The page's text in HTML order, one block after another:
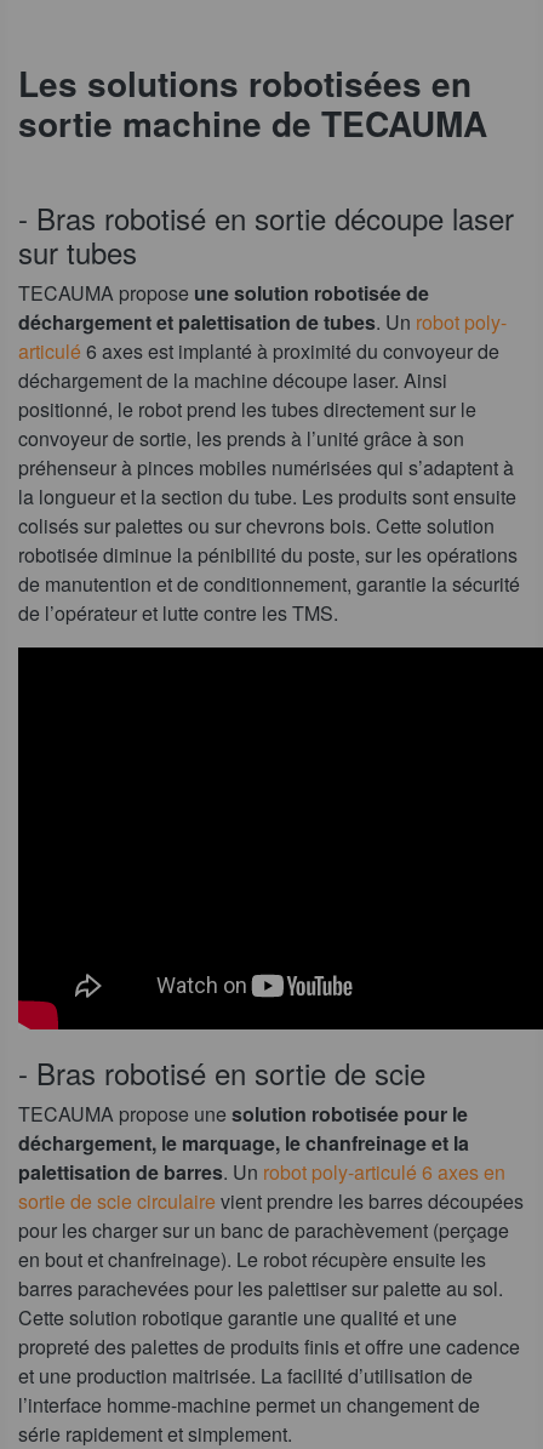
Les solutions robotisées en
sortie machine de TECAUMA
- Bras robotisé en sortie découpe laser
sur tubes
TECAUMA propose une solution robotisée de
déchargement et palettisation de tubes. Un robot poly-
articulé 6 axes est implanté à proximité du convoyeur de
déchargement de la machine découpe laser. Ainsi
positionné, le robot prend les tubes directement sur le
convoyeur de sortie, les prends à l’unité grâce à son
préhenseur à pinces mobiles numérisées qui s’adaptent à
la longueur et la section du tube. Les produits sont ensuite
colisés sur palettes ou sur chevrons bois. Cette solution
robotisée diminue la pénibilité du poste, sur les opérations
de manutention et de conditionnement, garantie la sécurité
de l’opérateur et lutte contre les TMS.
- Bras robotisé en sortie de scie
TECAUMA propose une solution robotisée pour le
déchargement, le marquage, le chanfreinage et la
palettisation de barres. Un robot poly-articulé 6 axes en
sortie de scie circulaire vient prendre les barres découpées
pour les charger sur un banc de parachèvement (perçage
en bout et chanfreinage). Le robot récupère ensuite les
barres parachevées pour les palettiser sur palette au sol.
Cette solution robotique garantie une qualité et une
propreté des palettes de produits finis et offre une cadence
et une production maitrisée. La facilité d’utilisation de
l’interface homme-machine permet un changement de
série rapidement et simplement.